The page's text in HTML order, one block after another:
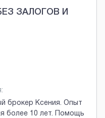
ЗАЛОГОВ И
брокер Ксения. Опыт
более 10 лет. Помощь